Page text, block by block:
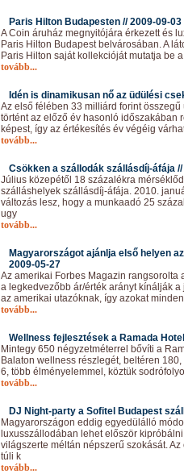
Paris Hilton Budapesten //2009-09-03
A Coin áruház megnyitójára érkezett és
Paris Hilton Budapest belvárosában. A
Paris Hilton saját kollekcióját mutatja be
tovább...
Idén is dinamikusan nő az üdülési
Az első félében 33 milliárd forint
történt az előző év hasonló időszakában
képest, így az értékesítés év végéig
tovább...
Csökken a szállodák szállásdíj-áfája //
Július közepétől 18 százalékra
szálláshelyek szállásdíj-áfája. 2010.
változás lesz, hogy a munkaadó 25
ugy
tovább...
Magyarországot ajánlja első helyen
2009-05-27
Az amerikai Forbes Magazin rangsorolta
a legkedvezőbb ár/érték arányt kínálják
az amerikai utazóknak, így azokat
tovább...
Wellness fejlesztések a Ramada
Mintegy 650 négyzetméterrel bővíti a
Balaton wellness részlegét, beltéren
6, több élményelemmel, köztük
tovább...
DJ Night-party a Sofitel Budapest
Magyarországon eddig egyedülálló
luxusszállodában lehet először
világszerte méltán népszerű szokását.
túli k
tovább...